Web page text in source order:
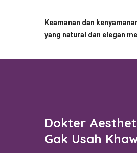
Keamanan dan
yang natural dan elegan
Dokter
Gak Usah